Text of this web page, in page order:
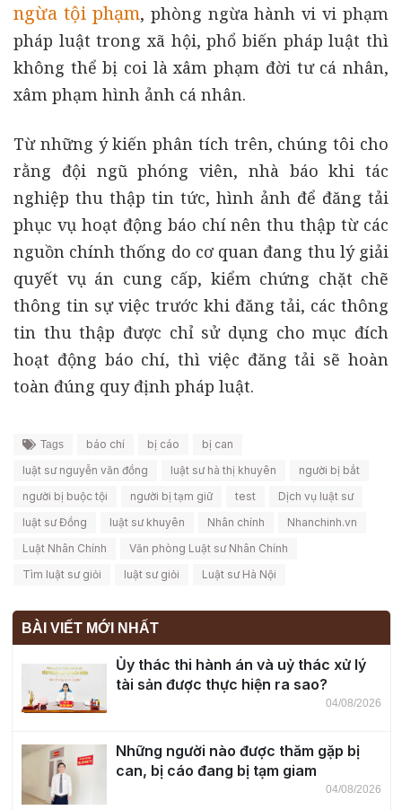
ngừa tội phạm, phòng ngừa hành vi vi phạm
pháp luật trong xã hội, phổ biến pháp luật thì
không thể bị coi là xâm phạm đời tư cá nhân,
xâm phạm hình ảnh cá nhân.
Từ những ý kiến phân tích trên, chúng tôi cho
rằng đội ngũ phóng viên, nhà báo khi tác
nghiệp thu thập tin tức, hình ảnh để đăng tải
phục vụ hoạt động báo chí nên thu thập từ các
nguồn chính thống do cơ quan đang thu lý giải
quyết vụ án cung cấp, kiểm chứng chặt chẽ
thông tin sự việc trước khi đăng tải, các thông
tin thu thập được chỉ sử dụng cho mục đích
hoạt động báo chí, thì việc đăng tải sẽ hoàn
toàn đúng quy định pháp luật.
Tags báo chí bị cáo
bị can
luật sư nguyễn văn đồng
luật sư hà thị khuyên
người bị bắt
người bị buộc tội
người bị tạm giữ test
Dịch vụ luật sư
luật sư Đồng
luật sư khuyên Nhân chính
Nhanchinh.vn
Luật Nhân Chính
Văn phòng Luật sư Nhân Chính
Tìm luật sư giỏi
luật sư giỏi Luật sư Hà Nội
BÀI VIẾT MỚI NHẤT
Ủy thác thi hành án và uỷ thác xử lý
tài sản được thực hiện ra sao?
04/08/2026
Những người nào được thăm gặp bị
can, bị cáo đang bị tạm giam
04/08/2026